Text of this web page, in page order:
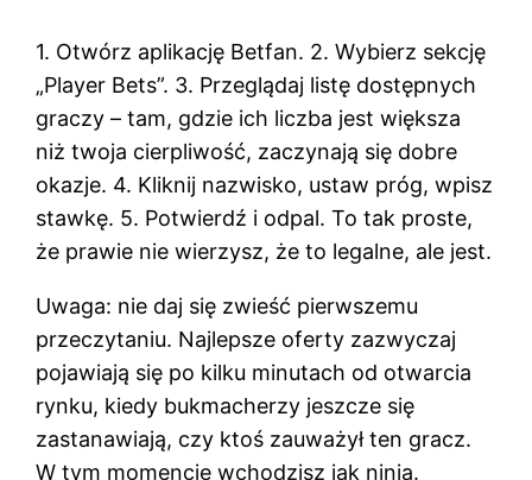
1. Otwórz aplikację Betfan. 2. Wybierz sekcję
„Player Bets”. 3. Przeglądaj listę dostępnych
graczy – tam, gdzie ich liczba jest większa
niż twoja cierpliwość, zaczynają się dobre
okazje. 4. Kliknij nazwisko, ustaw próg, wpisz
stawkę. 5. Potwierdź i odpal. To tak proste,
że prawie nie wierzysz, że to legalne, ale jest.
Uwaga: nie daj się zwieść pierwszemu
przeczytaniu. Najlepsze oferty zazwyczaj
pojawiają się po kilku minutach od otwarcia
rynku, kiedy bukmacherzy jeszcze się
zastanawiają, czy ktoś zauważył ten gracz.
W tym momencie wchodzisz jak ninja.